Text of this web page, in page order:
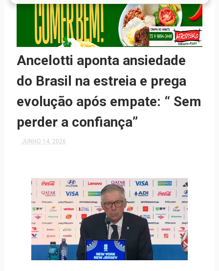
Ancelotti aponta ansiedade
do Brasil na estreia e prega
evolução após empate: “ Sem
perder a confiança”
JUNHO 14, 2026